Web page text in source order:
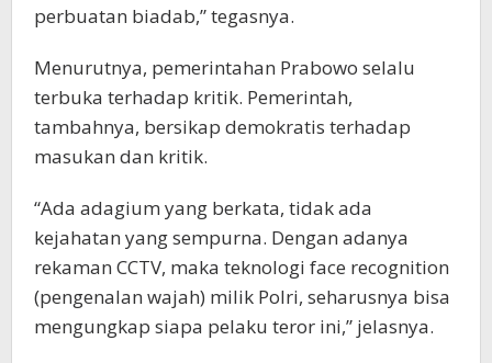
perbuatan biadab,” tegasnya.
Menurutnya, pemerintahan Prabowo selalu
terbuka terhadap kritik. Pemerintah,
tambahnya, bersikap demokratis terhadap
masukan dan kritik.
“Ada adagium yang berkata, tidak ada
kejahatan yang sempurna. Dengan adanya
rekaman CCTV, maka teknologi face recognition
(pengenalan wajah) milik Polri, seharusnya bisa
mengungkap siapa pelaku teror ini,” jelasnya.